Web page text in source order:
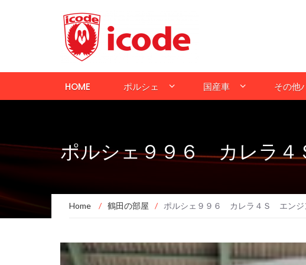
HOME ポルシェ 国産車 その他
ポルシェ９９６ カレラ
Home / 鶴田の部屋 / ポルシェ９９６ カレラ４Ｓ エン